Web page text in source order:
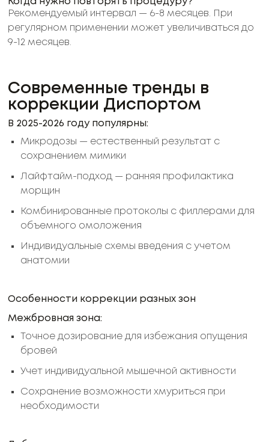
Рекомендуемый интервал — 6-8 месяцев. При
регулярном применении может увеличиваться до
9-12 месяцев.
Современные тренды в
коррекции Диспортом
В 2025-2026 году популярны:
Микродозы — естественный результат с
сохранением мимики
Лайфтайм-подход — ранняя профилактика
морщин
Комбинированные протоколы с филлерами для
объемного омоложения
Индивидуальные схемы введения с учетом
анатомии
Особенности коррекции разных зон
Межбровная зона:
Точное дозирование для избежания опущения
бровей
Учет индивидуальной мышечной активности
Сохранение возможности хмуриться при
необходимости